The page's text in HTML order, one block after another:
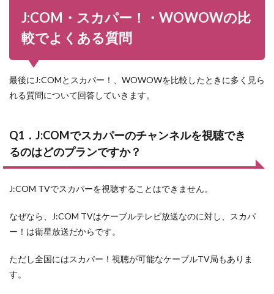
J:COM・スカパー！・WOWOWの比
較でよくある質問
最後にJ:COMとスカパー！、WOWOWを比較したときに多く見ら
れる質問について回答していきます。
Q1．J:COMでスカパーのチャンネルを視聴でき
るのはどのプランですか？
J:COM TVでスカパーを視聴することはできません。
なぜなら、J:COM TVはケーブルテレビ放送なのに対し、スカパ
ー！は衛星放送だからです。
ただし全国にはスカパー！視聴が可能なケーブルTV局もありま
す。